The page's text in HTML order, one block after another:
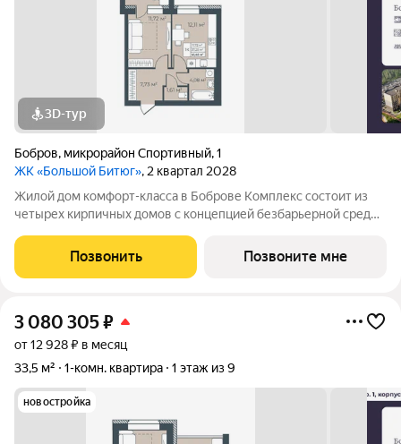
3D-тур
Бобров, микрорайон Спортивный,1
ЖК «Большой Битюг», 2 квартал 2028
Жилой дом комфорт-класса в Боброве Комплекс состоит из
четырех кирпичных домов с концепцией безбарьерной среды,
пожилых людей и родителей с колясками. Функциональное
использование квадратных
Позвонить Позвоните мне
3 080 305₽
от 12 928 ₽ в месяц
33,5 м²
1-комн. квартира 1 этаж из 9
новостройка